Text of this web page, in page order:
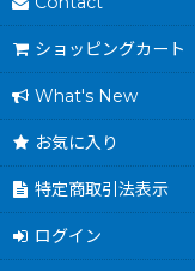
ショッピングカート
What's New
お気に入り
特定商取引法表示
ログイン